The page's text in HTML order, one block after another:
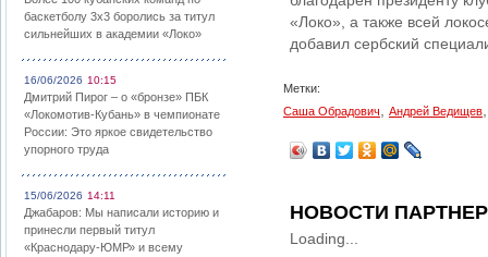
баскетболу 3х3 боролись за титул
сильнейших в академии «Локо»
16/06/2026 10:15
Дмитрий Пирог – о «бронзе» ПБК
«Локомотив-Кубань» в чемпионате
России: Это яркое свидетельство
упорного труда
15/06/2026 14:11
Джабаров: Мы написали историю и
принесли первый титул
«Краснодару-ЮМР» и всему
«Локо», а также всей
добавил сербский
Метки:
Саша Обрадович
Андрей Ведищев
НОВОСТИ
Loading...